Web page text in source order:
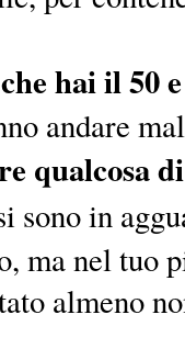
hai il 50
andare
qualcosa
sono in
ma nel tuo
almeno